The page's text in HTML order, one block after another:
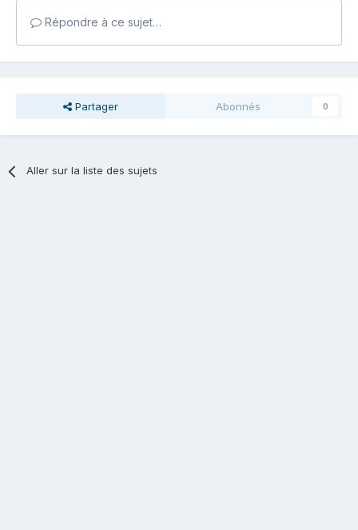
Répondre à ce sujet…
Partager Abonnés 0
Aller sur la liste des sujets